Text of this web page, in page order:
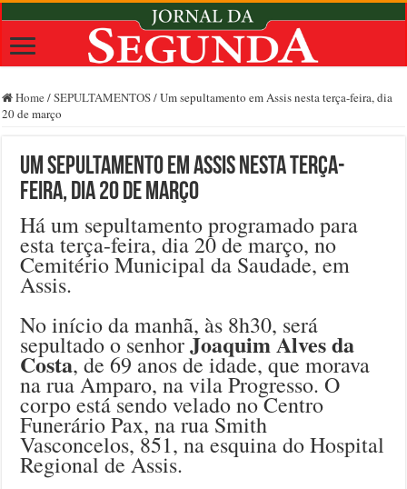
Home /SEPULTAMENTOS/Um sepultamento em Assis nesta terça-feira, dia
20 de março
Um sepultamento em Assis nesta terça-
feira, dia 20 de março
Há um sepultamento programado para
esta terça-feira, dia 20 de março, no
Cemitério Municipal da Saudade, em
Assis.
No início da manhã, às 8h30, será
sepultado o senhorJoaquim Alves da
Costa, de 69 anos de idade, que morava
na rua Amparo, na vila Progresso. O
corpo está sendo velado no Centro
Funerário Pax, na rua Smith
Vasconcelos, 851, na esquina do Hospital
Regional de Assis.